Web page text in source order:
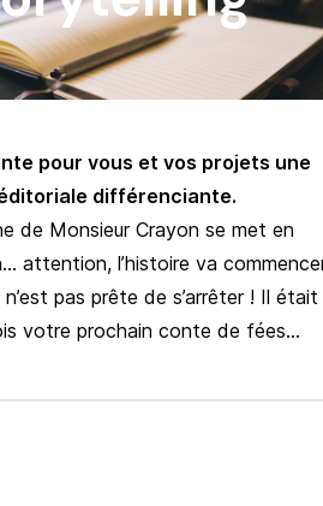
pour vous et vos projets une
différenciante.
de Monsieur Crayon se met en
attention, l’histoire va
pas prête de s’arrêter ! Il était
votre prochain conte de fées…